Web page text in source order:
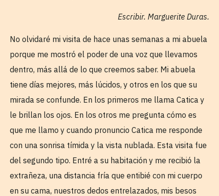
Escribir. Marguerite Duras.
No olvidaré mi visita de hace unas semanas a mi abuela
porque me mostró el poder de una voz que llevamos
dentro, más allá de lo que creemos saber. Mi abuela
tiene días mejores, más lúcidos, y otros en los que su
mirada se confunde. En los primeros me llama Catica y
le brillan los ojos. En los otros me pregunta cómo es
que me llamo y cuando pronuncio Catica me responde
con una sonrisa tímida y la vista nublada. Esta visita fue
del segundo tipo. Entré a su habitación y me recibió la
extrañeza, una distancia fría que entibié con mi cuerpo
en su cama, nuestros dedos entrelazados, mis besos